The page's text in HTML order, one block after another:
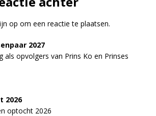
op om een reactie te plaatsen.
2027
als opvolgers van Prins Ko en Prinses
2026
optocht 2026